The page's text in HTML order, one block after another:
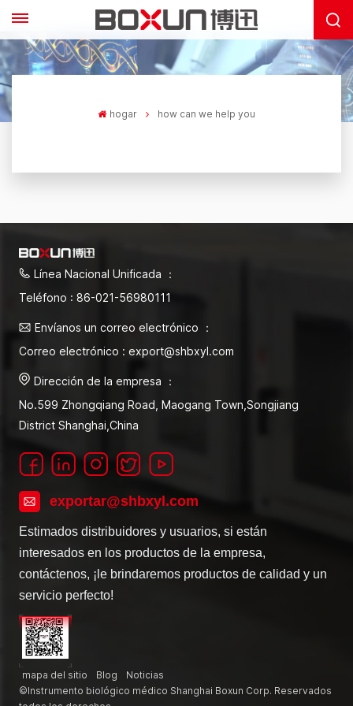
hogar how can we help you
Línea Nacional Unificada ：
Teléfono : 86-021-56980111
Envíanos un correo electrónico ：
Correo electrónico : export@shbxyl.com
Dirección de la empresa ：
No.599 Zhongqiang Road, Maogang Town,Songjiang
District Shanghai,China
exportar@shbxyl.com
Estimados distribuidores y usuarios, si están
interesados en los productos de la empresa,
contáctenos, ¡le brindaremos productos de calidad y un
servicio perfecto!
mapa del sitio Blog
Noticias
©Instrumento biológico médico Shanghai Boxun Corp. Reservados